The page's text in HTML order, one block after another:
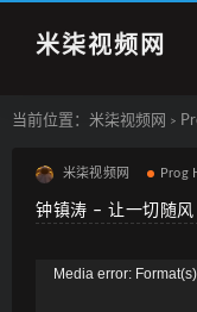
米柒视频网
当前位置： 米柒视频网 >
米柒视频网 Prog
钟镇涛 – 让一切随
Media error: